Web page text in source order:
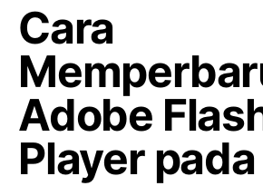
Cara
Adobe
Player pada